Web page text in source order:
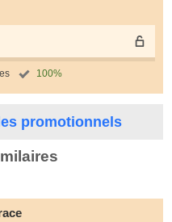
100%
promotionnels